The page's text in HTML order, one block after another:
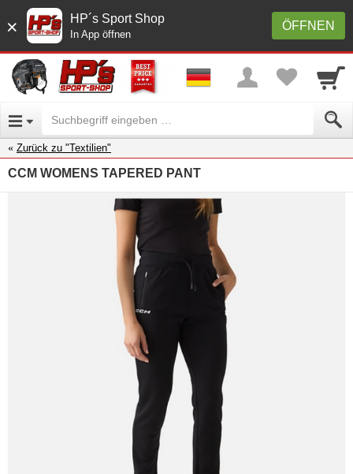
× ÖFFNEN
HP´s Sport Shop
In App öffnen
Zurück zu "Textilien"
CCM WOMENS TAPERED PANT